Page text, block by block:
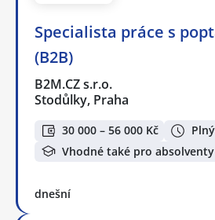
Specialista práce s
(B2B)
B2M.CZ s.r.o.
Stodůlky, Praha
30 000 – 56 000 Kč
Vhodné také pro absolventy
dnešní